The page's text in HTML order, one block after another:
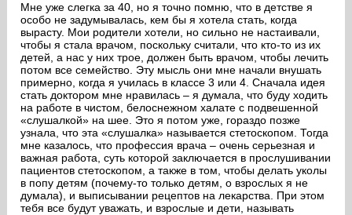
на сайте
пользователей
Мне уже слегка за 40, но я точно помню, что в детстве я
особо не задумывалась, кем бы я хотела стать, когда
вырасту. Мои родители хотели, но сильно не настаивали,
чтобы я стала врачом, поскольку считали, что кто-то из их
детей, а нас у них трое, должен быть врачом, чтобы лечить
потом все семейство. Эту мысль они мне начали внушать
примерно, когда я училась в классе 3 или 4. Сначала идея
стать доктором мне нравилась – я думала, что буду ходить
на работе в чистом, белоснежном халате с подвешенной
«слушалкой» на шее. Это я потом уже, гораздо позже
узнала, что эта «слушалка» называется стетоскопом. Тогда
мне казалось, что профессия врача – очень серьезная и
важная работа, суть которой заключается в прослушивании
пациентов стетоскопом, а также в том, чтобы делать уколы
в попу детям (почему-то только детям, о взрослых я не
думала), и выписывании рецептов на лекарства. При этом
тебя все будут уважать, и взрослые и дети, называть